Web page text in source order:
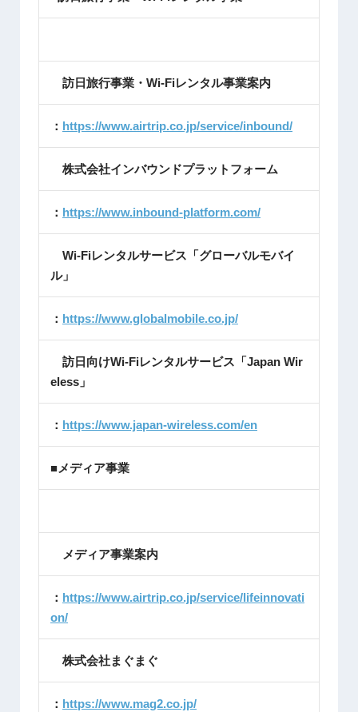
訪日旅行事業・Wi-Fiレンタル事業案内
： https://www.airtrip.co.jp/service/inbound/
株式会社インバウンドプラットフォーム
： https://www.inbound-platform.com/
Wi-Fiレンタルサービス「グローバルモバイ
ル」
： https://www.globalmobile.co.jp/
訪日向けWi-Fiレンタルサービス「Japan Wir
eless」
： https://www.japan-wireless.com/en
■メディア事業
メディア事業案内
： https://www.airtrip.co.jp/service/lifeinnovati
on/
株式会社まぐまぐ
： https://www.mag2.co.jp/